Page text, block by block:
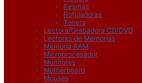
Resmas
Rotuladoras
Toners
Lectora/Grabadora CD/DVD
Lectores de Memorias
Memoria RAM
Microprocesador
Monitores
Motherboard
Mouses